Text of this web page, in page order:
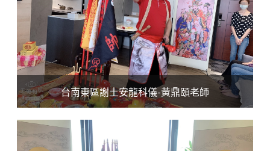
台南東區謝土安龍科儀-黃鼎頤老師